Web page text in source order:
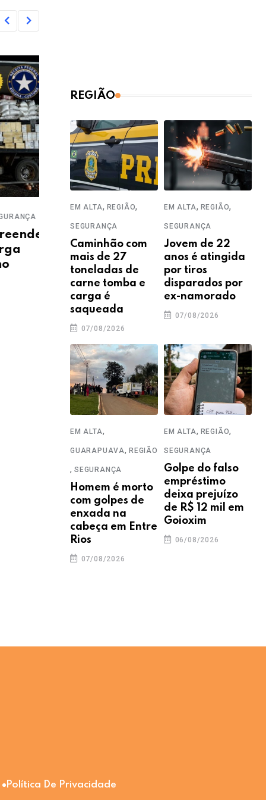
aumenta pena de
condenado pela morte de
Elizeu Budnik
05/08/2026
REGIÃO
EM ALTA, REGIÃO,
SEGURANÇA
Caminhão com
mais de 27
toneladas de
carne tomba e
carga é
saqueada
07/08/2026
EM ALTA, REGIÃO,
SEGURANÇA
Jovem de 22
anos é atingida
por tiros
disparados por
ex-namorado
07/08/2026
EM ALTA,
GUARAPUAVA, REGIÃO
, SEGURANÇA
Homem é morto
com golpes de
enxada na
cabeça em Entre
Rios
07/08/2026
EM ALTA, REGIÃO,
SEGURANÇA
Golpe do falso
empréstimo
deixa prejuízo
de R$ 12 mil em
Goioxim
06/08/2026
Política De Privacidade